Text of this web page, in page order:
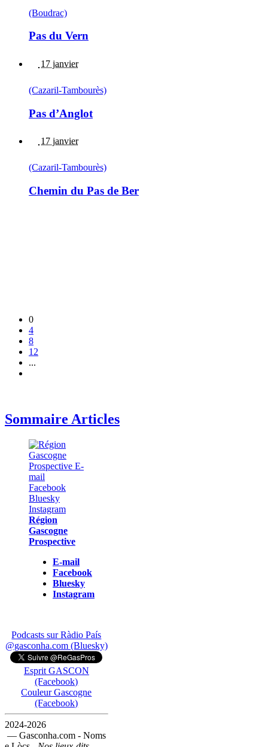
(Boudrac)
Pas du Vern
17 janvier
(Cazaril-Tambourès)
Pas d’Anglot
17 janvier
(Cazaril-Tambourès)
Chemin du Pas de Ber
0
4
8
12
...
Sommaire Articles
Région
Gascogne
Prospective
E-mail
Facebook
Bluesky
Instagram
Podcasts sur Ràdio País
@gasconha.com (Bluesky)
Esprit GASCON
(Facebook)
Couleur Gascogne
(Facebook)
2024-2026
— Gasconha.com - Noms